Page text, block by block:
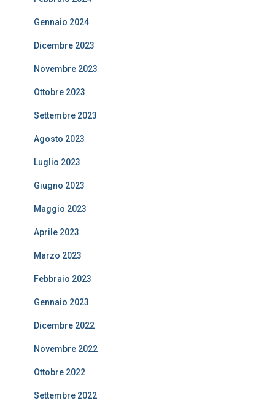
Gennaio 2024
Dicembre 2023
Novembre 2023
Ottobre 2023
Settembre 2023
Agosto 2023
Luglio 2023
Giugno 2023
Maggio 2023
Aprile 2023
Marzo 2023
Febbraio 2023
Gennaio 2023
Dicembre 2022
Novembre 2022
Ottobre 2022
Settembre 2022